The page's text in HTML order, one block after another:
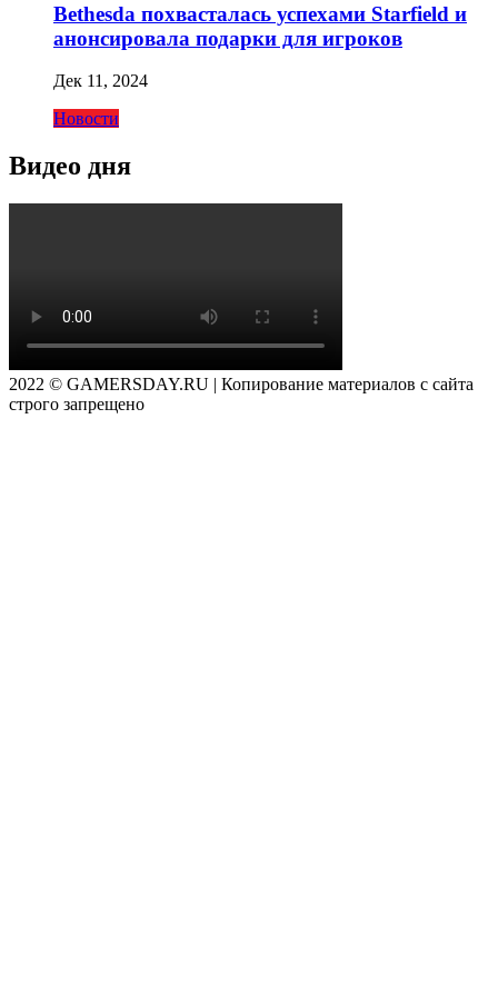
Bethesda похвасталась успехами Starfield и
анонсировала подарки для игроков
Дек 11, 2024
Новости
Видео дня
2022 © GAMERSDAY.RU | Копирование материалов с сайта
строго запрещено